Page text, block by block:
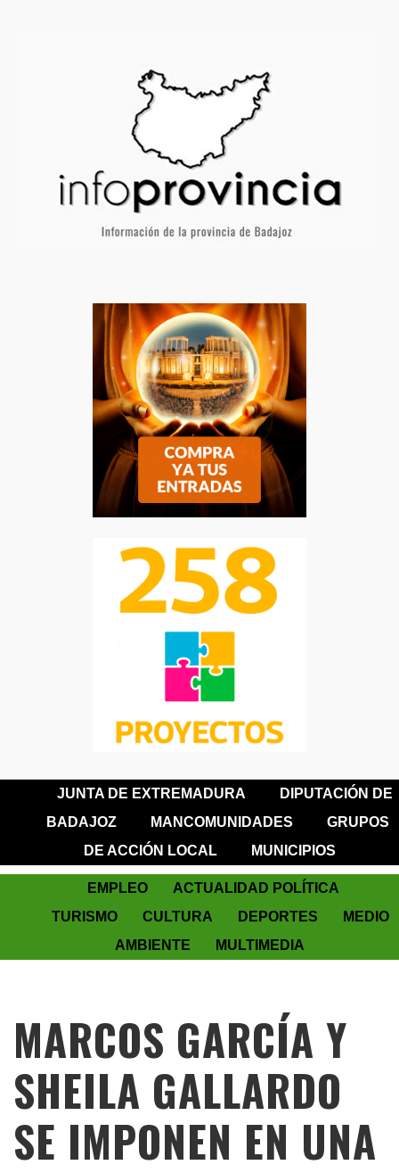
JUNTA DE EXTREMADURA
DIPUTACIÓN DE
BADAJOZ
MANCOMUNIDADES
GRUPOS
DE ACCIÓN LOCAL
MUNICIPIOS
EMPLEO
ACTUALIDAD POLÍTICA
TURISMO
CULTURA DEPORTES
MEDIO
AMBIENTE
MULTIMEDIA
MARCOS GARCÍA Y
SHEILA GALLARDO
SE IMPONEN EN UNA